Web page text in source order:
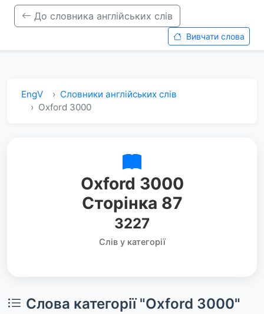
До словника англійських слів
Вивчати слова
EngV
Словники англійських слів
Oxford 3000
Oxford 3000
Сторінка 87
3227
Слів у категорії
Слова категорії "Oxford 3000"